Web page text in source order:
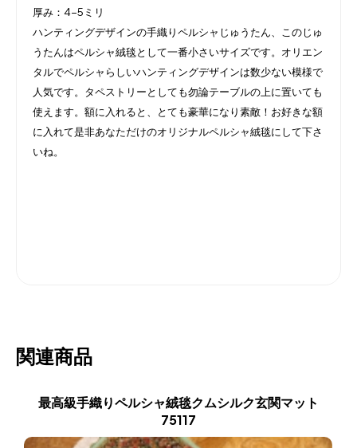
厚み：4-5ミリ
ハンティングデザインの手織りペルシャじゅうたん、このじゅ
うたんはペルシャ絨毯として一番小さいサイズです。オリエン
タルでペルシャらしいハンティングデザインは数少ない模様で
人気です。タペストリーとしても勿論テーブルの上に置いても
使えます。額に入れると、とても豪華になり素敵！お好きな額
に入れて是非あなただけのオリジナルペルシャ絨毯にして下さ
いね。
関連商品
最高級手織りペルシャ絨毯クムシルク玄関マット
75117